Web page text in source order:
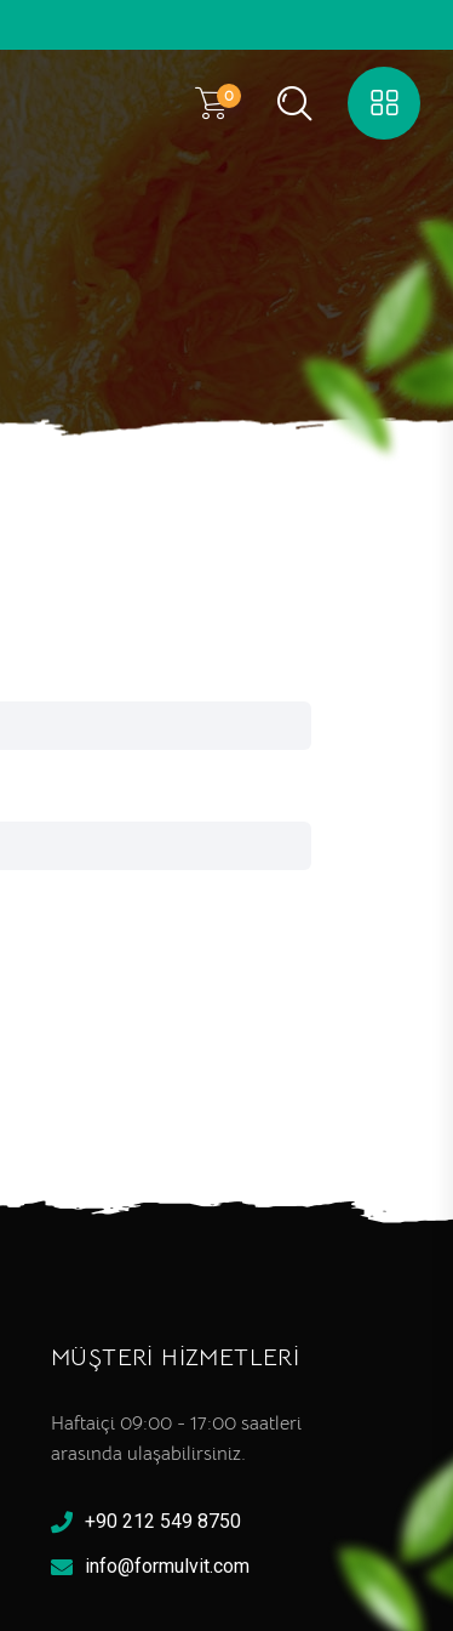
0
MÜŞTERİ HİZMETLERİ
Haftaiçi 09:00 - 17:00 saatleri
arasında ulaşabilirsiniz.
+90 212 549 8750
info@formulvit.com